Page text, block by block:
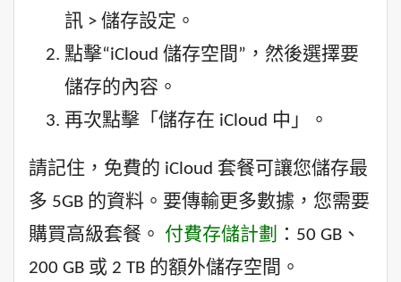
訊 > 儲存設定。
點擊“iCloud 儲存空間”，然後選擇要
儲存的內容。
再次點擊「儲存在 iCloud 中」。
請記住，免費的 iCloud 套餐可讓您儲存最
多 5GB 的資料。要傳輸更多數據，您需要
購買高級套餐。 付費存儲計劃
：50 GB、
200 GB 或 2 TB 的額外儲存空間。